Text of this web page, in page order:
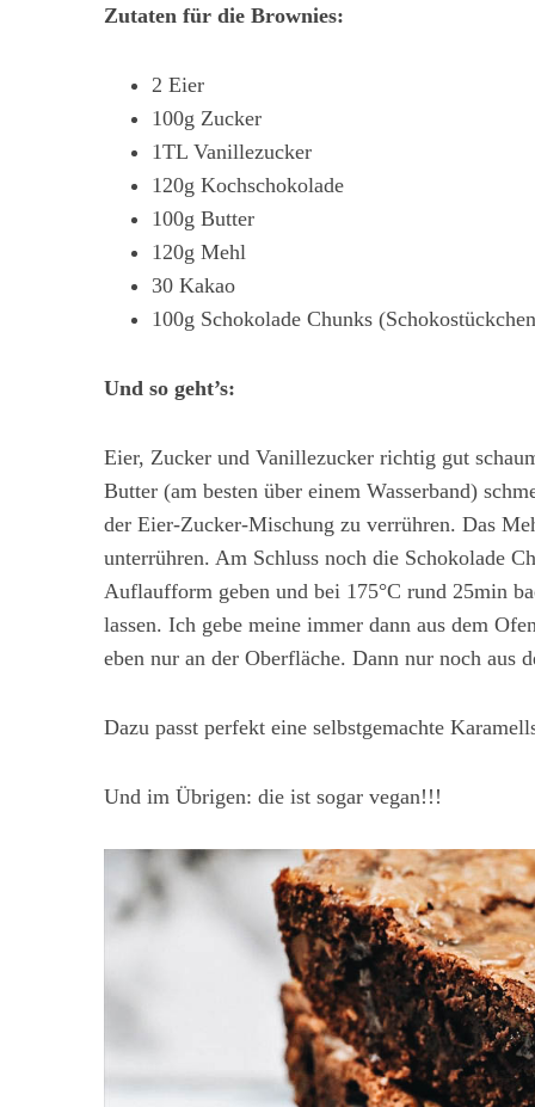
Zutaten für die Brownies:
2 Eier
100g Zucker
1TL Vanillezucker
120g Kochschokolade
100g Butter
120g Mehl
30 Kakao
100g Schokolade Chunks
Und so geht’s:
Eier, Zucker und Vanillezucker richtig gut
Butter (am besten über einem Wasserband)
der Eier-Zucker-Mischung zu verrühren. Das
unterrühren. Am Schluss noch die Schokolade
Auflaufform geben und bei 175°C rund 25min
lassen. Ich gebe meine immer dann aus dem
eben nur an der Oberfläche. Dann nur noch aus
Dazu passt perfekt eine selbstgemachte
Und im Übrigen: die ist sogar vegan!!!